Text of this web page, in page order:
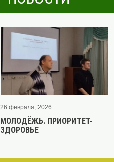
26 февраля, 2026
МОЛОДЁЖЬ. ПРИОРИТЕТ-
ЗДОРОВЬЕ